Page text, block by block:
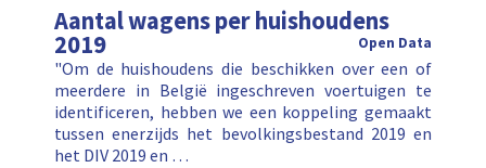
Aantal wagens per huishoudens
2019 Open Data
"Om de huishoudens die beschikken over een of
meerdere in België ingeschreven voertuigen te
identificeren, hebben we een koppeling gemaakt
tussen enerzijds het bevolkingsbestand 2019 en
het DIV 2019 en …